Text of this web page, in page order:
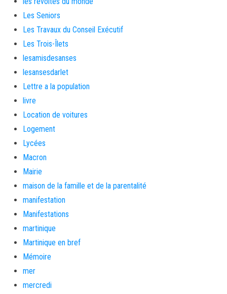
Les Seniors
Les Travaux du Conseil Exécutif
Les Trois-Îlets
lesamisdesanses
lesansesdarlet
Lettre a la population
livre
Location de voitures
Logement
Lycées
Macron
Mairie
maison de la famille et de la parentalité
manifestation
Manifestations
martinique
Martinique en bref
Mémoire
mer
mercredi